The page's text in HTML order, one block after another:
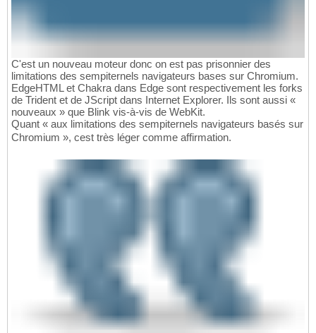
C'est un nouveau moteur donc on est pas prisonnier des
limitations des sempiternels navigateurs bases sur Chromium.
EdgeHTML et Chakra dans Edge sont respectivement les forks
de Trident et de JScript dans Internet Explorer. Ils sont aussi «
nouveaux » que Blink vis-à-vis de WebKit.
Quant « aux limitations des sempiternels navigateurs basés sur
Chromium », cest très léger comme affirmation.